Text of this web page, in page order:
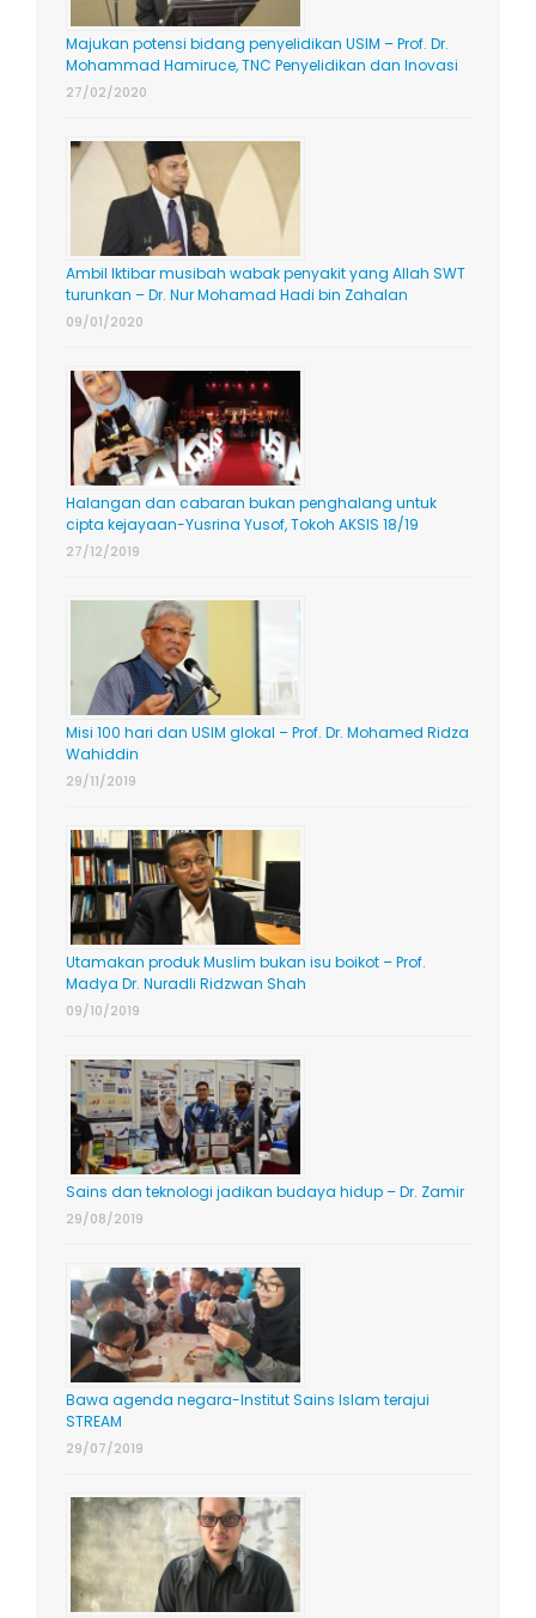
Majukan potensi bidang penyelidikan USIM – Prof. Dr.
Mohammad Hamiruce, TNC Penyelidikan dan Inovasi
27/02/2020
Ambil Iktibar musibah wabak penyakit yang Allah SWT
turunkan – Dr. Nur Mohamad Hadi bin Zahalan
09/01/2020
Halangan dan cabaran bukan penghalang untuk
cipta kejayaan-Yusrina Yusof, Tokoh AKSIS 18/19
27/12/2019
Misi 100 hari dan USIM glokal – Prof. Dr. Mohamed Ridza
Wahiddin
29/11/2019
Utamakan produk Muslim bukan isu boikot – Prof.
Madya Dr. Nuradli Ridzwan Shah
09/10/2019
Sains dan teknologi jadikan budaya hidup – Dr. Zamir
29/08/2019
Bawa agenda negara-Institut Sains Islam terajui
STREAM
29/07/2019